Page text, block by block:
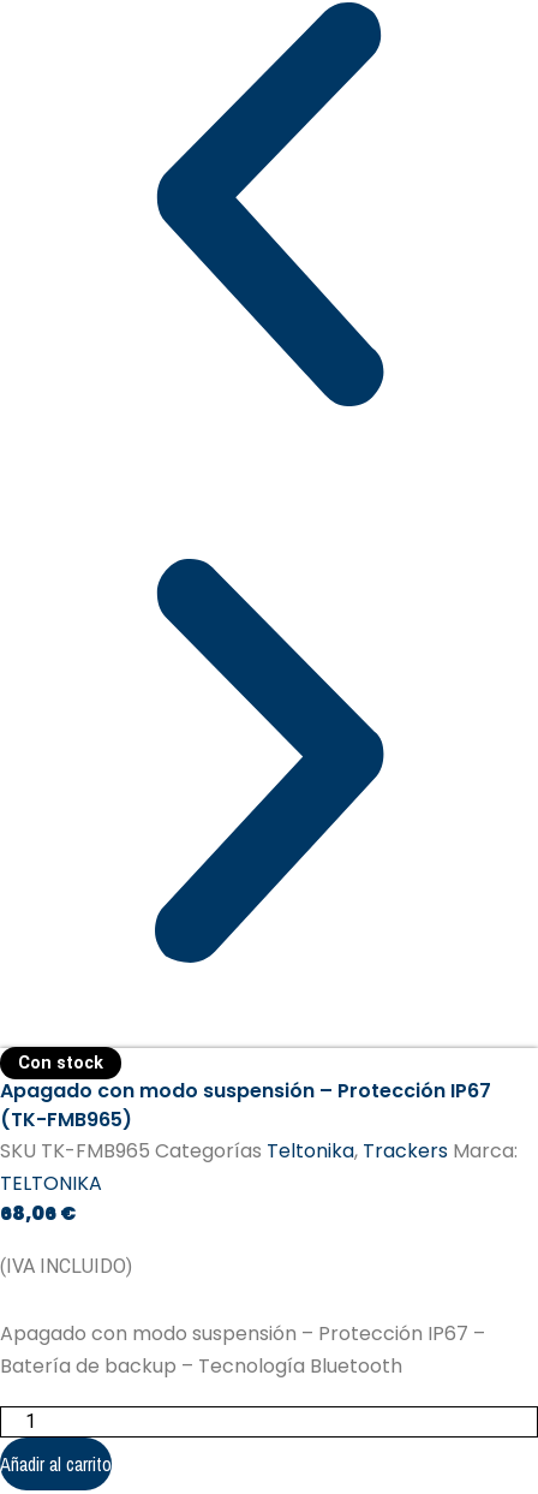
Con stock
Apagado con modo suspensión – Protección IP67
(TK-FMB965)
SKU TK-FMB965 Categorías Teltonika, Trackers Marca:
TELTONIKA
68,06€
(IVA INCLUIDO)
Apagado con modo suspensión – Protección IP67 –
Batería de backup – Tecnología Bluetooth
Apagado
con
modo
suspensión
Añadir al carrito